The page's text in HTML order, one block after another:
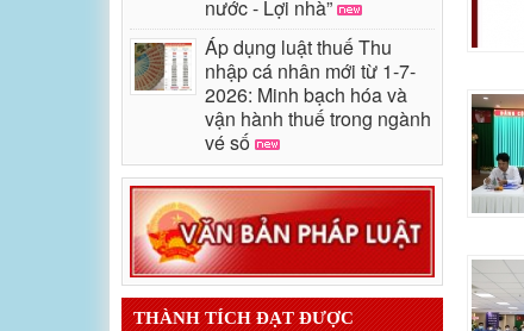
nước - Lợi nhà”
Áp dụng luật thuế Thu
nhập cá nhân mới từ 1-7-
2026: Minh bạch hóa và
vận hành thuế trong ngành
vé số
THÀNH TÍCH ĐẠT ĐƯỢC